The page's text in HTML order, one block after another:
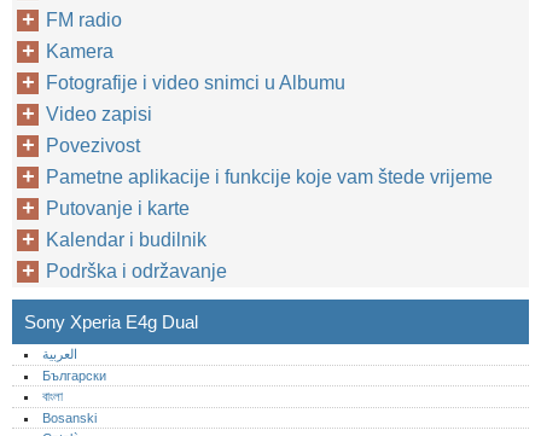
FM radio
Kamera
Fotografije i video snimci u Albumu
Video zapisi
Povezivost
Pametne aplikacije i funkcije koje vam štede vrijeme
Putovanje i karte
Kalendar i budilnik
Podrška i održavanje
Sony Xperia E4g Dual
العربية
Български
বাংলা
Bosanski